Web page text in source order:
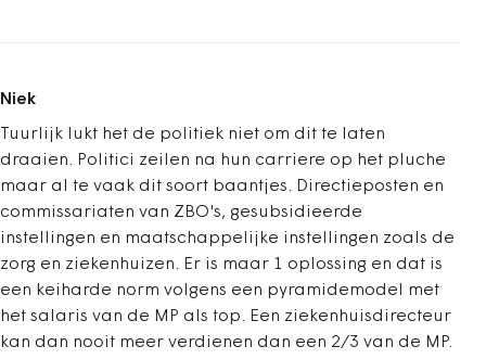
Niek
Tuurlijk lukt het de politiek niet om dit te laten
draaien. Politici zeilen na hun carriere op het pluche
maar al te vaak dit soort baantjes. Directieposten en
commissariaten van ZBO's, gesubsidieerde
instellingen en maatschappelijke instellingen zoals de
zorg en ziekenhuizen. Er is maar 1 oplossing en dat is
een keiharde norm volgens een pyramidemodel met
het salaris van de MP als top. Een ziekenhuisdirecteur
kan dan nooit meer verdienen dan een 2/3 van de MP.